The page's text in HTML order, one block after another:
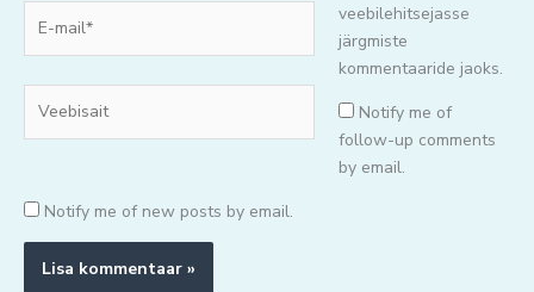
mail*
veebilehitsejasse
järgmiste
kommentaaride jaoks.
Notify me of
follow-up comments
by email.
Notify me of new posts by email.